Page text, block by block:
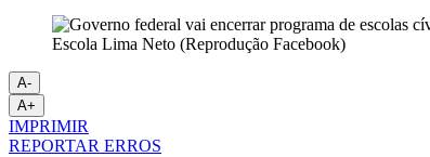
Escola Lima Neto (Reprodução Facebook)
A-
A+
IMPRIMIR
REPORTAR ERROS